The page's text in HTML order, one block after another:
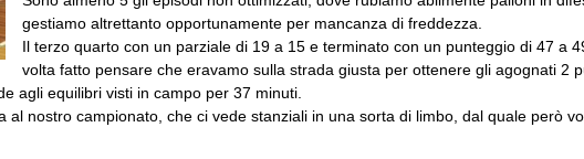
gestiamo altrettanto opportunamente per mancanza di freddezza.
Il terzo quarto con un parziale di 19 a 15 e terminato con un punteggio di 47 a
volta fatto pensare che eravamo sulla strada giusta per ottenere gli agognati 2
agli equilibri visti in campo per 37 minuti.
nostro campionato, che ci vede stanziali in una sorta di limbo, dal quale però